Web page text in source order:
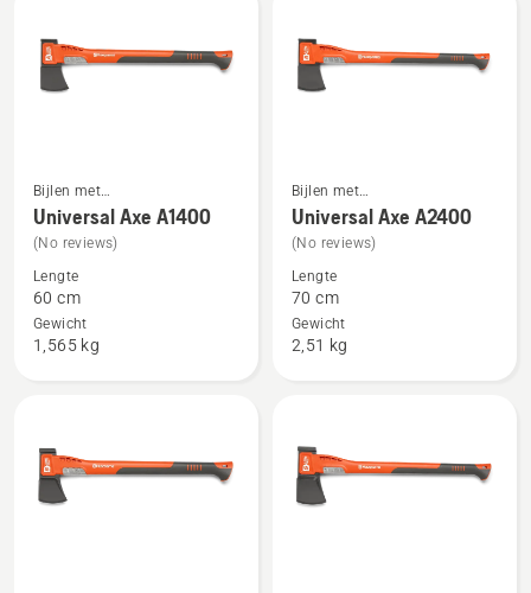
Bekijk
meer
details
over
Universal
Axe
Bijlen met
composiethandgreep
Universal Axe A1400
(No reviews)
Lengte
60 cm
Gewicht
1,565 kg
Bekijk
meer
details
over
Universal
Axe
Bijlen met
composiethandgreep
Universal Axe A2400
(No reviews)
Lengte
70 cm
Gewicht
2,51 kg